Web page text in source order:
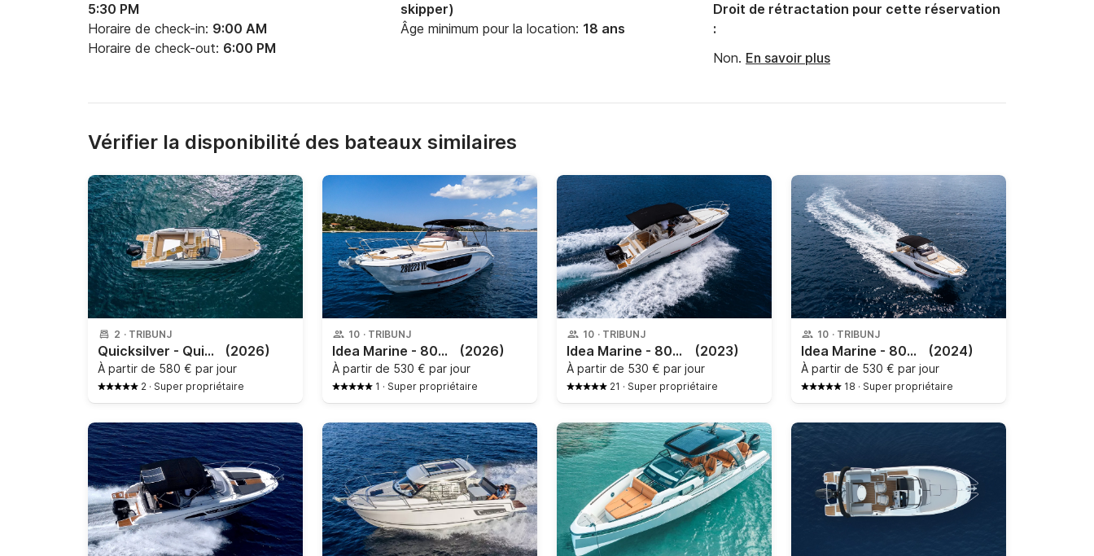
5:30 PM
Horaire de check-in: 9:00 AM
Horaire de check-out: 6:00 PM
skipper)
Âge minimum pour la location: 18 ans
Droit de rétractation pour cette réservation
:
Non. En savoir plus
Vérifier la disponibilité des bateaux similaires
2 · TRIBUNJ
Quicksilver - Quicksilver Activ 805 Cruiser (2026)
À partir de 580 € par jour
2 · Super propriétaire
10 · TRIBUNJ
Idea Marine - 80WA Sundeck (2026)
À partir de 530 € par jour
1 · Super propriétaire
10 · TRIBUNJ
Idea Marine - 80WA Sundeck (2023)
À partir de 530 € par jour
21 · Super propriétaire
10 · TRIBUNJ
Idea Marine - 80WA Sundeck (2024)
À partir de 530 € par jour
18 · Super propriétaire